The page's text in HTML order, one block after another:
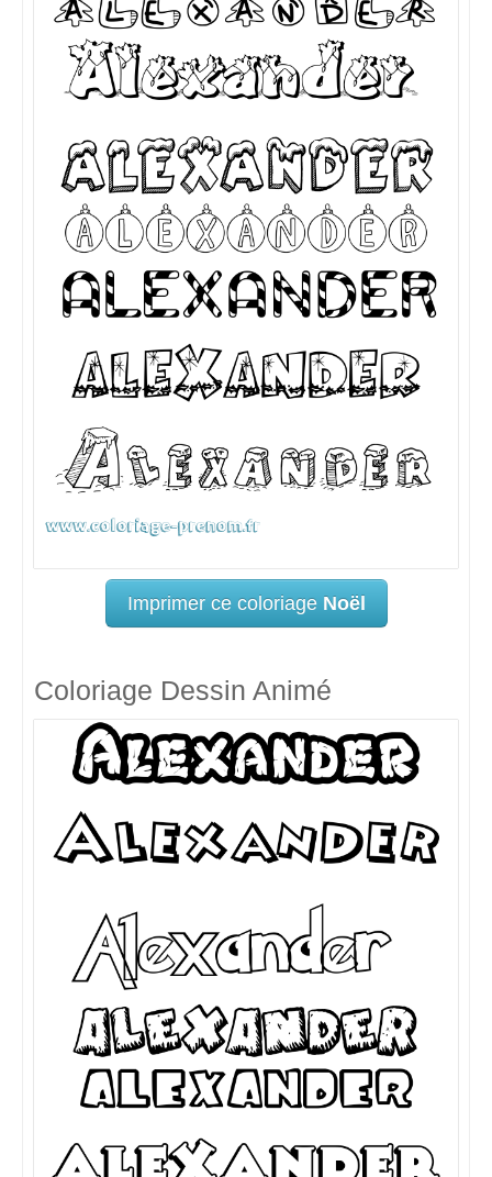
Imprimer ce coloriage Noël
Coloriage Dessin Animé